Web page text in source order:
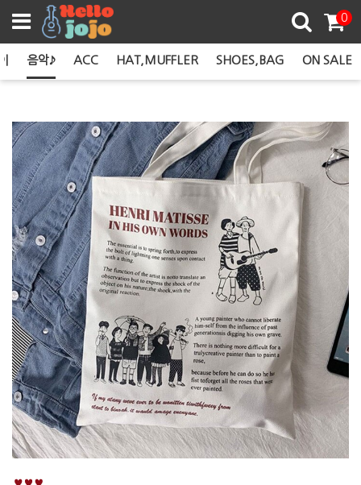
0
음악♪ ACC HAT,MUFFLER SHOES,BAG ON SALE